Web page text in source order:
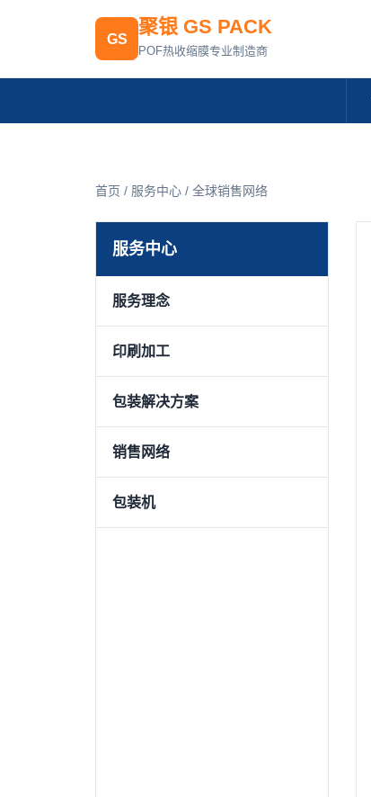
GS
聚银 GS PACK
POF热收缩膜专业制造商
首页 / 服务中心 / 全球销售网络
服务中心
服务理念
印刷加工
包装解决方案
销售网络
包装机